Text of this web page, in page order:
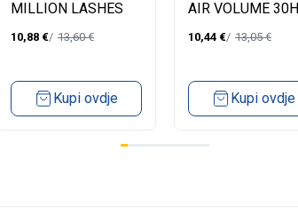
MILLION LASHES
10,88 € 13,60€
Kupi ovdje
AIR VOLUME 30H
10,44 € 13,05€
Kupi ovdje